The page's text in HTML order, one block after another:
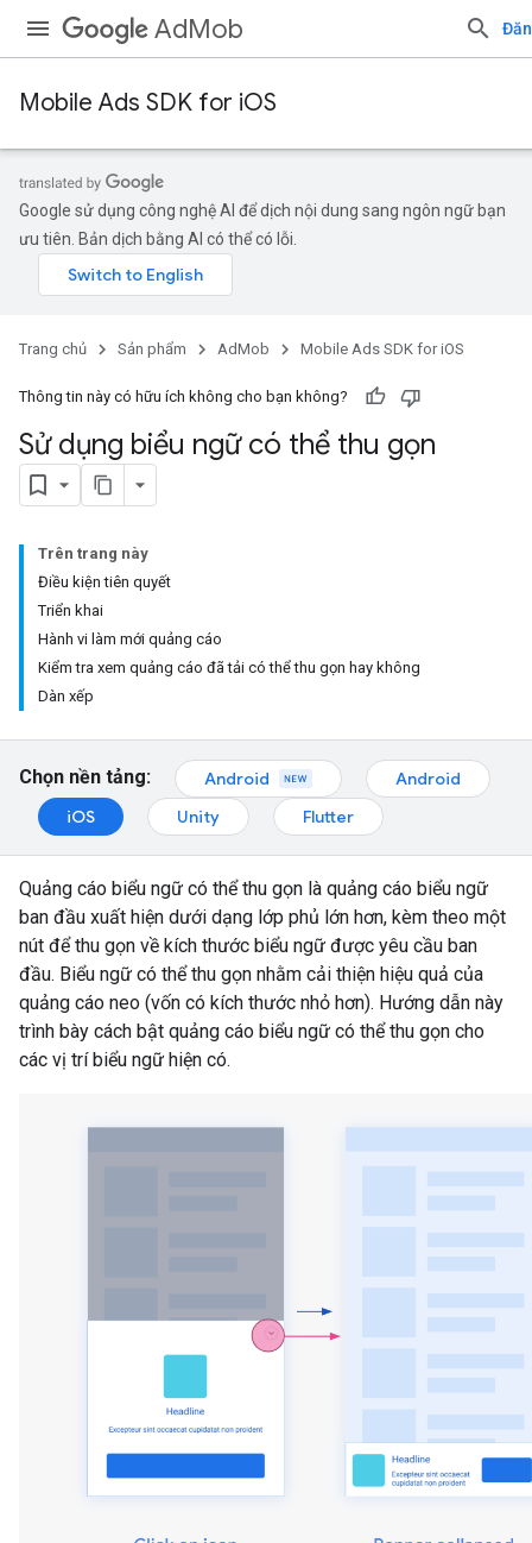
AdMob
Mobile Ads SDK for iOS
Google sử dụng công nghệ AI để dịch nội dung sang ngôn ngữ bạn
ưu tiên. Bản dịch bằng AI có thể có lỗi.
Trang chủ Sản phẩm AdMob Mobile Ads SDK for iOS
Thông tin này có hữu ích không cho bạn không?
Sử dụng biểu ngữ có thể thu gọn
Trên trang này
Điều kiện tiên quyết
Triển khai
Hành vi làm mới quảng cáo
Kiểm tra xem quảng cáo đã tải có thể thu gọn hay không
Dàn xếp
Chọn nền tảng: Android
Android
iOS
Unity Flutter
Quảng cáo biểu ngữ có thể thu gọn là quảng cáo biểu ngữ
ban đầu xuất hiện dưới dạng lớp phủ lớn hơn, kèm theo một
nút để thu gọn về kích thước biểu ngữ được yêu cầu ban
đầu. Biểu ngữ có thể thu gọn nhằm cải thiện hiệu quả của
quảng cáo neo (vốn có kích thước nhỏ hơn). Hướng dẫn này
trình bày cách bật quảng cáo biểu ngữ có thể thu gọn cho
các vị trí biểu ngữ hiện có.